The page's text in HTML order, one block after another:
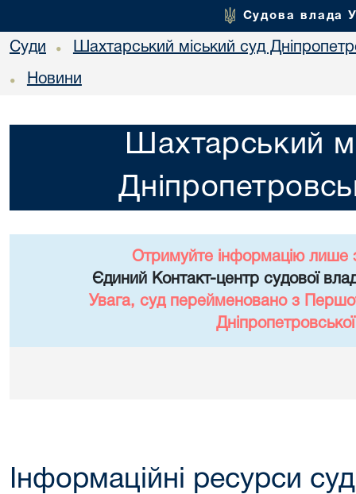
Судова влада
Суди • Шахтарський міський суд
• Новини
Шахтарський
Отримуйте інформацію лише
Єдиний Контакт-центр судової
Увага, суд перейменовано з
Інформаційні ресурси